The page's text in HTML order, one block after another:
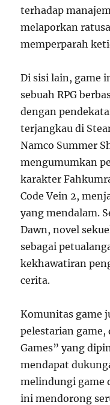
terhadap
melaporkan
memperparah
Di sisi lain, game
sebuah RPG
dengan
terjangkau di
Namco Summer
mengumumkan
karakter
Code Vein 2,
yang mendalam.
Dawn, novel
sebagai
kekhawatiran
cerita.
Komunitas game
pelestarian
Games” yang
mendapat
melindungi game
ini mendorong